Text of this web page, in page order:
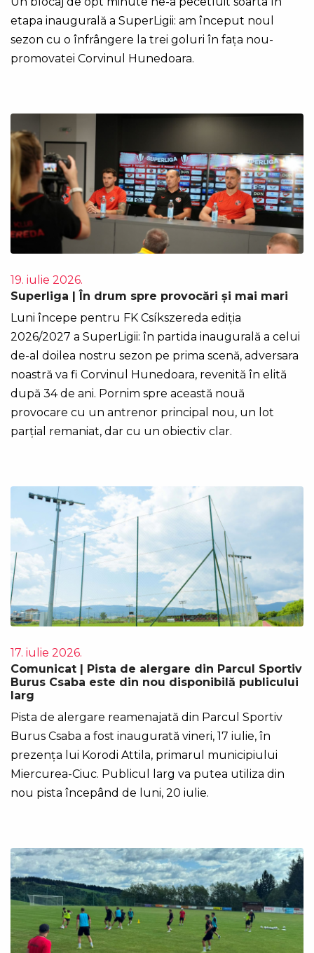
etapa inaugurală a SuperLigii: am început noul
sezon cu o înfrângere la trei goluri în fața nou-
promovatei Corvinul Hunedoara.
19. iulie 2026.
Superliga | În drum spre provocări și mai mari
Luni începe pentru FK Csíkszereda ediția
2026/2027 a SuperLigii: în partida inaugurală a celui
de-al doilea nostru sezon pe prima scenă, adversara
noastră va fi Corvinul Hunedoara, revenită în elită
după 34 de ani. Pornim spre această nouă
provocare cu un antrenor principal nou, un lot
parțial remaniat, dar cu un obiectiv clar.
17. iulie 2026.
Comunicat | Pista de alergare din Parcul Sportiv
Burus Csaba este din nou disponibilă publicului
larg
Pista de alergare reamenajată din Parcul Sportiv
Burus Csaba a fost inaugurată vineri, 17 iulie, în
prezența lui Korodi Attila, primarul municipiului
Miercurea-Ciuc. Publicul larg va putea utiliza din
nou pista începând de luni, 20 iulie.